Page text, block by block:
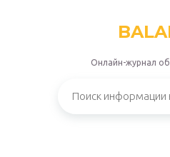
Онлайн-журнал